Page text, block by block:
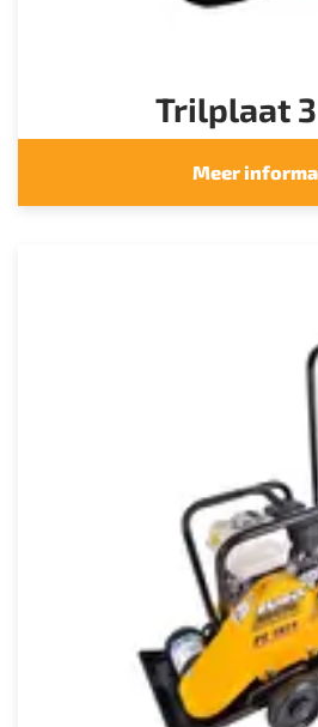
Trilplaat 3
Meer